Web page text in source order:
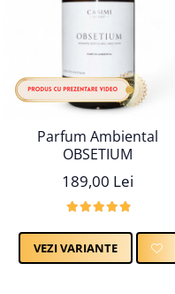
Parfum Ambiental
OBSETIUM
189,00 Lei
VEZI VARIANTE